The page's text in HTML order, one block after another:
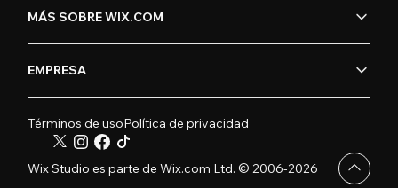
MÁS SOBRE WIX.COM
EMPRESA
Términos de usoPolítica de privacidad
Wix Studio es parte de Wix.com Ltd. © 2006-2026